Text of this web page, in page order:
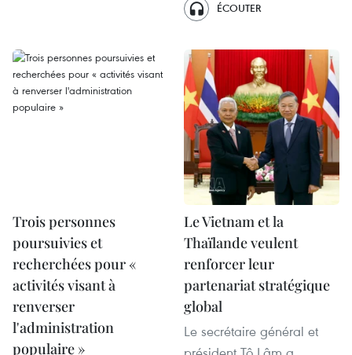
ÉCOUTER
Trois personnes
poursuivies et
recherchées pour «
activités visant à
renverser
l'administration
populaire »
Le Vietnam et la
Thaïlande veulent
renforcer leur
partenariat stratégique
global
Le secrétaire général et